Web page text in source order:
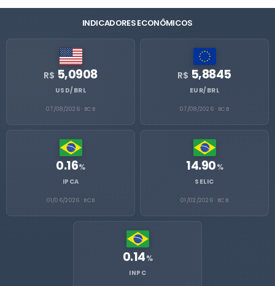
INDICADORES ECONÔMICOS
R$ 5,0908
USD/BRL
07/08/2026 · BCB
R$ 5,8845
EUR/BRL
07/08/2026 · BCB
0.16%
IPCA
01/06/2026 · BCB
14.90%
SELIC
01/02/2026 · BCB
0.14%
INPC